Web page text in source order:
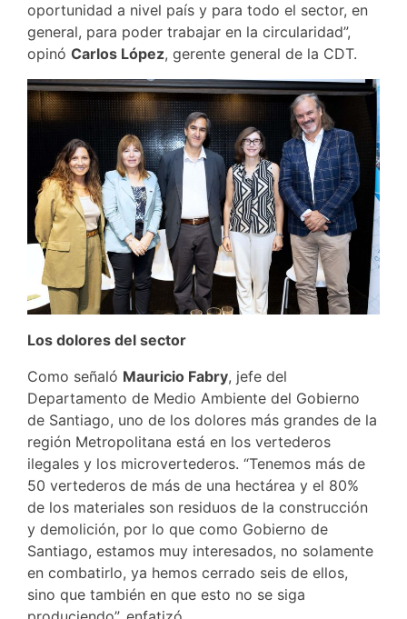
oportunidad a nivel país y para todo el sector, en
general, para poder trabajar en la circularidad”,
opinó Carlos López, gerente general de la CDT.
Los dolores del sector
Como señaló Mauricio Fabry, jefe del
Departamento de Medio Ambiente del Gobierno
de Santiago, uno de los dolores más grandes de la
región Metropolitana está en los vertederos
ilegales y los microvertederos. “Tenemos más de
50 vertederos de más de una hectárea y el 80%
de los materiales son residuos de la construcción
y demolición, por lo que como Gobierno de
Santiago, estamos muy interesados, no solamente
en combatirlo, ya hemos cerrado seis de ellos,
sino que también en que esto no se siga